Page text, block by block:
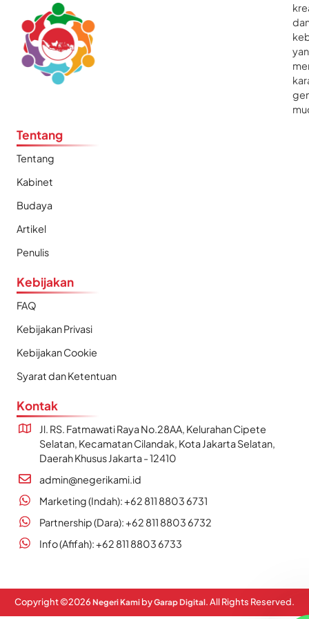
Tentang
Tentang
Kabinet
Budaya
Artikel
Penulis
Kebijakan
FAQ
Kebijakan Privasi
Kebijakan Cookie
Syarat dan Ketentuan
Kontak
Jl. RS. Fatmawati Raya No.28AA, Kelurahan Cipete
Selatan, Kecamatan Cilandak, Kota Jakarta Selatan,
Daerah Khusus Jakarta - 12410
admin@negerikami.id
Marketing (Indah): +62 811 8803 6731
Partnership (Dara): +62 811 8803 6732
Info (Afifah): +62 811 8803 6733
Copyright ©2026 Negeri Kami byGarap Digital. All Rights Reserved.